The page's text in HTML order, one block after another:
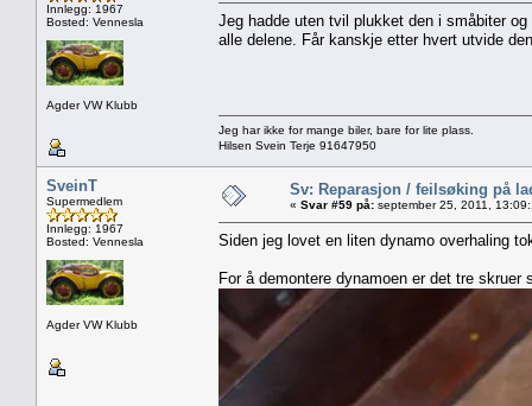
Innlegg: 1967
Bosted: Vennesla
Agder VW Klubb
Jeg hadde uten tvil plukket den i småbiter
alle delene. Får kanskje etter hvert utvide
Jeg har ikke for mange biler, bare for lite plass.
Hilsen Svein Terje 91647950
SveinT
Supermedlem
Innlegg: 1967
Bosted: Vennesla
Agder VW Klubb
Sv: Reparasjon / feilsøking på
« Svar #59 på: september 25, 2011,
Siden jeg lovet en liten dynamo overhaling
For å demontere dynamoen er det tre skruer